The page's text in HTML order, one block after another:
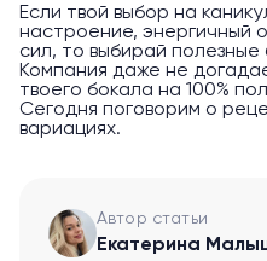
Если твой выбор на
настроение, энергичный
сил, то выбирай полезные
Компания даже не
твоего бокала на 100%
Сегодня поговорим о
вариациях.
Автор статьи
Екатерина